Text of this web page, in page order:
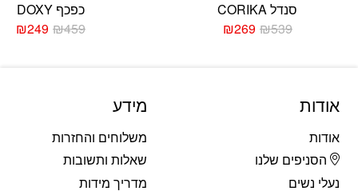
סנדל CORIKA
₪539
המחיר
₪269המחיר
כפכף DOXY
₪459
₪249
אודות
אודות
הסניפים שלנו
נעלי נשים
מידע
משלוחים והחזרות
שאלות ותשובות
מדריך מידות